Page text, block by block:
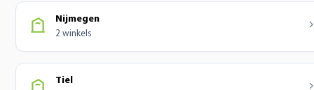
Nijmegen
2 winkels
Tiel